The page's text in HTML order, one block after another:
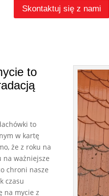
Skontaktuj się z nami
to
to
w kartę
że z roku na
na ważniejsze
chroni nasze
czasu
na mycie z